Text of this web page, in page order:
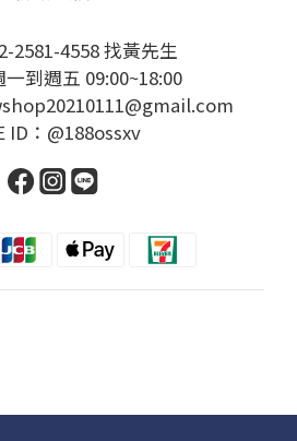
2581-4558 找黃先生
到週五 09:00~18:00
ID：@188ossxv